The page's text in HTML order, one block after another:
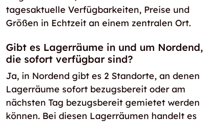
tagesaktuelle Verfügbarkeiten, Preise und
Größen in Echtzeit an einem zentralen Ort.
Gibt es Lagerräume in und um Nordend,
die sofort verfügbar sind?
Ja, in Nordend gibt es 2 Standorte, an denen
Lagerräume sofort bezugsbereit oder am
nächsten Tag bezugsbereit gemietet werden
können. Bei diesen Lagerräumen handelt es